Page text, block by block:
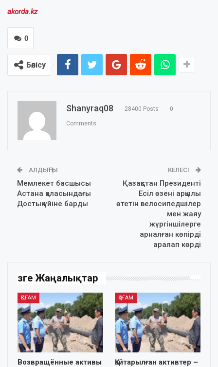
akorda.kz
0
Бөлісу
Shanyraq08 28400 Posts 0
Comments
АЛДЫҢҒЫ
Мемлекет басшысы
Астана қаласындағы
Достық үйіне барды
КЕЛЕСІ
Қазақстан Президенті
Есіл өзені арқылы
өтетін велосипедшілер
мен жаяу
жүргіншілерге
арналған көпірді
аралап көрді
Өзге Жаңалықтар
ҚОҒАМ
Возвращённые активы
ҚОҒАМ
Қайтарылған активтер –